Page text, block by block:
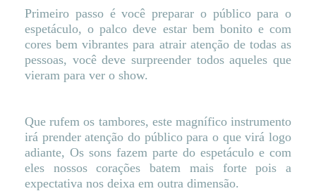
Primeiro passo é você preparar o público para o
espetáculo, o palco deve estar bem bonito e com
cores bem vibrantes para atrair atenção de todas as
pessoas, você deve surpreender todos aqueles que
vieram para ver o show.
Que rufem os tambores, este magnífico instrumento
irá prender atenção do público para o que virá logo
adiante, Os sons fazem parte do espetáculo e com
eles nossos corações batem mais forte pois a
expectativa nos deixa em outra dimensão.